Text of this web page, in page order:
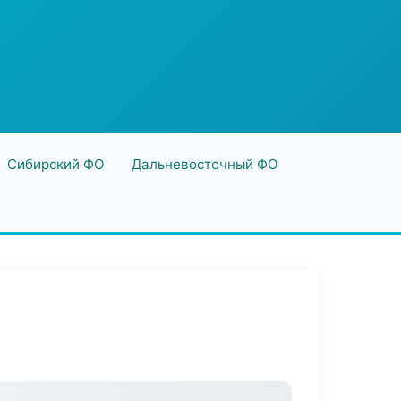
Сибирский ФО Дальневосточный ФО